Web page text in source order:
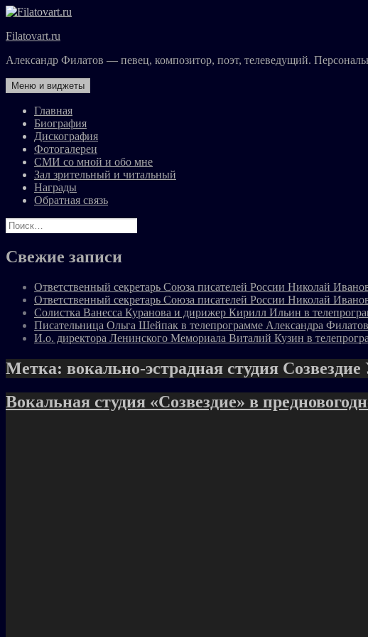
Перейти
содержимому
Filatovart.ru
Александр Филатов — певец, композитор, поэт, телеведущий.
Меню и виджеты
Главная
Биография
Дискография
Фотогалереи
СМИ со мной и обо мне
Зал зрительный и читальный
Награды
Обратная связь
Найти:
Свежие записи
Ответственный секретарь Союза писателей России Николай
Ответственный секретарь Союза писателей России Николай
Солистка Ванесса Куранова и дирижер Кирилл Ильин в
Писательница Ольга Шейпак в телепрограмме Александра
И.о. директора Ленинского Мемориала Виталий Кузин в
Метка: вокально-эстрадная студия
Вокальная студия «Созвездие» в